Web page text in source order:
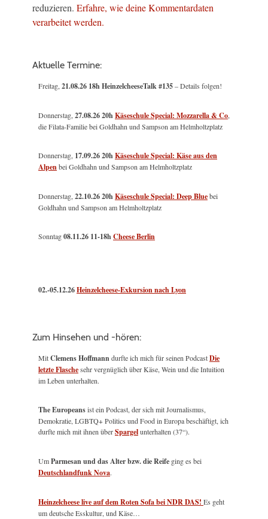
reduzieren. Erfahre, wie deine Kommentardaten
verarbeitet werden.
Aktuelle Termine:
Freitag, 21.08.26 18h HeinzelcheeseTalk #135– Details folgen!
Donnerstag, 27.08.26 20hKäseschule Special: Mozzarella & Co
die Filata-Familie bei Goldhahn und Sampson am Helmholtzplatz
Donnerstag, 17.09.26 20hKäseschule Special: Käse aus den
Alpenbei Goldhahn und Sampson am Helmholtzplatz
Donnerstag, 22.10.26 20hKäseschule Special: Deep Bluebei
Goldhahn und Sampson am Helmholtzplatz
Sonntag08.11.26 11-18hCheese Berlin
02.-05.12.26Heinzelcheese-Exkursion nach Lyon
Zum Hinsehen und -hören:
MitClemens Hoffmanndurfte ich mich für seinen PodcastDie
letzte Flaschesehr vergnüglich über Käse, Wein und die Intuition
im Leben unterhalten.
The Europeansist ein Podcast, der sich mit Journalismus,
Demokratie, LGBTQ+ Politics und Food in Europa beschäftigt, ich
durfte mich mit ihnen überSpargelunterhalten (37“).
UmParmesan und das Alter bzw. die Reife ging es bei
Deutschlandfunk Nova.
Heinzelcheese live auf dem Roten Sofa bei NDR DAS! Es geht
um deutsche Esskultur, und Käse…